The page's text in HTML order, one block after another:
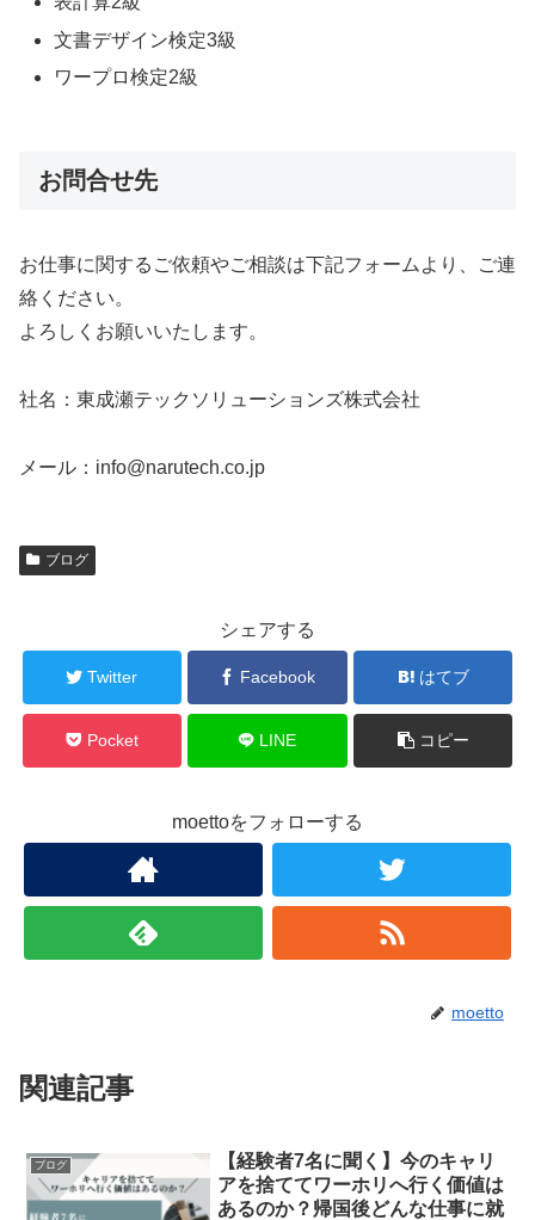
文書デザイン検定3級
ワープロ検定2級
お問合せ先
お仕事に関するご依頼やご相談は下記フォームより、ご連
絡ください。
よろしくお願いいたします。
社名：東成瀬テックソリューションズ株式会社
メール：info@narutech.co.jp
ブログ
シェアする
Twitter Facebook はてブ
Pocket LINE コピー
moettoをフォローする
moetto
関連記事
ブログ
【経験者7名に聞く】今のキャリ
アを捨ててワーホリへ行く価値は
あるのか？帰国後どんな仕事に就